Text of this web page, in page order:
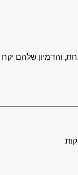
והדמיון שלהם יקח